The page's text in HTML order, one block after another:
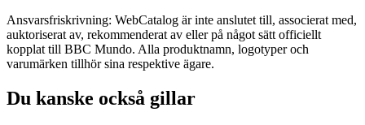
Ansvarsfriskrivning: WebCatalog är inte anslutet till, associerat med,
auktoriserat av, rekommenderat av eller på något sätt officiellt
kopplat till BBC Mundo. Alla produktnamn, logotyper och
varumärken tillhör sina respektive ägare.
Du kanske också gillar